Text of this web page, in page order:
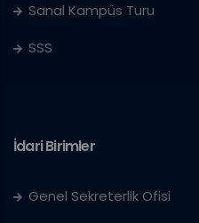
Sanal Kampüs Turu
SSS
İdari Birimler
Genel Sekreterlik Ofisi